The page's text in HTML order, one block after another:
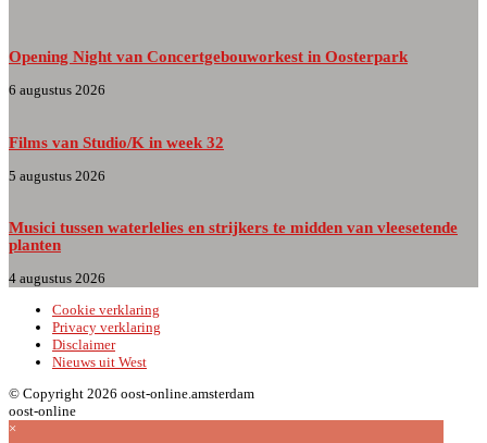
Opening Night van Concertgebouworkest in Oosterpark
6 augustus 2026
Films van Studio/K in week 32
5 augustus 2026
Musici tussen waterlelies en strijkers te midden van vleesetende
planten
4 augustus 2026
Cookie verklaring
Privacy verklaring
Disclaimer
Nieuws uit West
© Copyright 2026 oost-online.amsterdam
oost-online
×